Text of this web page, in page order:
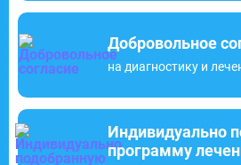
Добровольное
на диагностику и
Индивидуально
программу